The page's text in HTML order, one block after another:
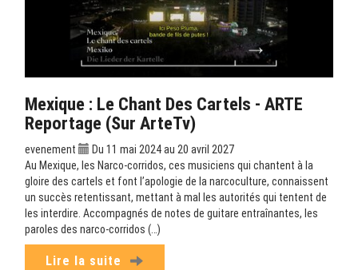
Mexique : Le Chant Des Cartels - ARTE
Reportage (sur ArteTv)
evenement
Du 11 mai 2024 au 20 avril 2027
Au Mexique, les Narco-corridos, ces musiciens qui chantent à la
gloire des cartels et font l’apologie de la narcoculture, connaissent
un succès retentissant, mettant à mal les autorités qui tentent de
les interdire. Accompagnés de notes de guitare entraînantes, les
paroles des narco-corridos (…)
Lire la suite